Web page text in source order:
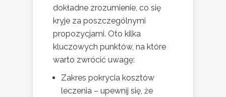
dokładne zrozumienie, co się
kryje za poszczególnymi
propozycjami. Oto kilka
kluczowych punktów, na które
warto zwrócić uwagę:
Zakres pokrycia kosztów
leczenia – upewnij się, że